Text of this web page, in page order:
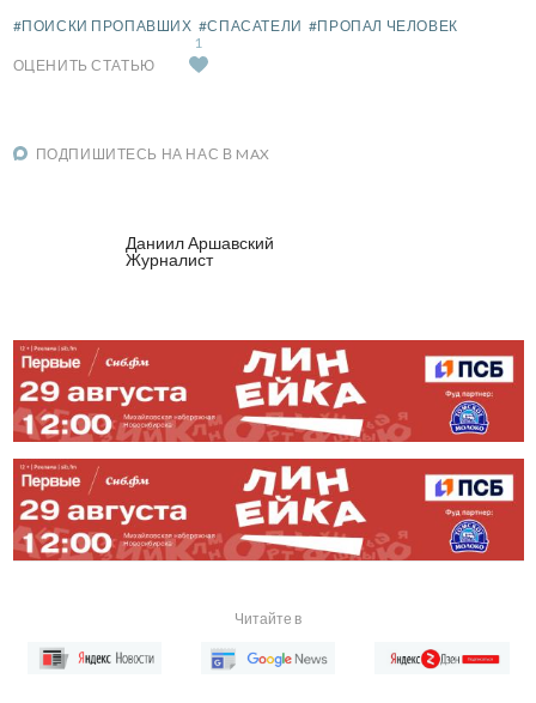
#ПОИСКИ ПРОПАВШИХ #СПАСАТЕЛИ #ПРОПАЛ ЧЕЛОВЕК
ОЦЕНИТЬ СТАТЬЮ
1
ПОДПИШИТЕСЬ НА НАС В MAX
Даниил Аршавский
Журналист
Читайте в